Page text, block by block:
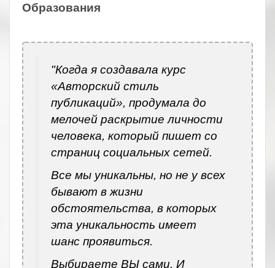
Образования
"Когда я создавала курс
«Авторский стиль
публикаций», продумала до
мелочей раскрытие личности
человека, который пишет со
страниц социальных сетей.
Все мы уникальны, но не у всех
бывают в жизни
обстоятельства, в которых
эта уникальность имеет
шанс проявиться.
Выбираете ВЫ сами. И